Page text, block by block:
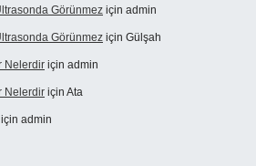
Görünmez için admin
Görünmez için Gülşah
Nelerdir için admin
Nelerdir için Ata
için admin